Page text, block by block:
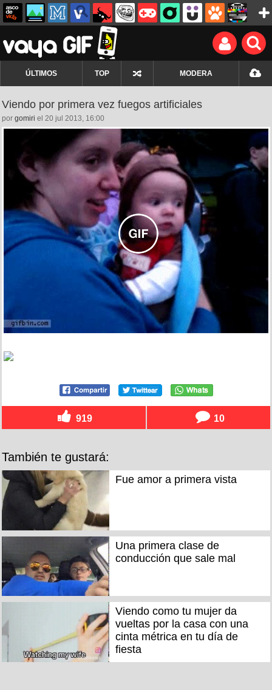
ÚLTIMOS TOP MODERA
Viendo por primera vez fuegos artificiales
por gomiri el 20 jul 2013, 16:00
919 10
También te gustará:
Fue amor a primera vista
Una primera clase de
conducción que sale mal
Viendo como tu mujer da
vueltas por la casa con una
cinta métrica en tu día de
fiesta